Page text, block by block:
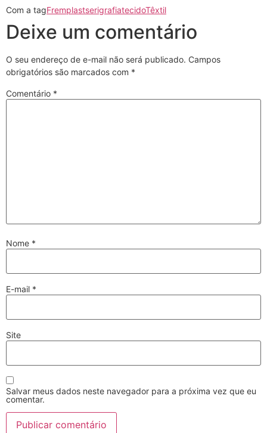
Com a tagFremplastserigrafiatecidoTêxtil
Deixe um comentário
O seu endereço de e-mail não será publicado. Campos
obrigatórios são marcados com *
Comentário *
Nome *
E-mail *
Site
Salvar meus dados neste navegador para a próxima vez que eu
comentar.